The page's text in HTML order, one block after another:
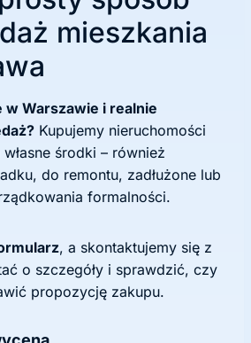
mieszkania
w Warszawie i realnie
Kupujemy nieruchomości
środki – również
do remontu, zadłużone lub
formalności.
, a skontaktujemy się z
o szczegóły i sprawdzić, czy
propozycję zakupu.